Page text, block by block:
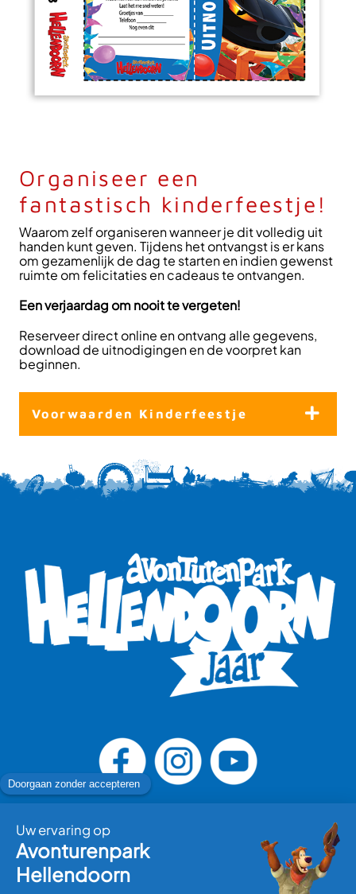
Organiseer een
fantastisch kinderfeestje!
Waarom zelf organiseren wanneer je dit volledig uit
handen kunt geven. Tijdens het ontvangst is er kans
om gezamenlijk de dag te starten en indien gewenst
ruimte om felicitaties en cadeaus te ontvangen.
Een verjaardag om nooit te vergeten!
Reserveer direct online en ontvang alle gegevens,
download de uitnodigingen en de voorpret kan
beginnen.
Voorwaarden Kinderfeestje